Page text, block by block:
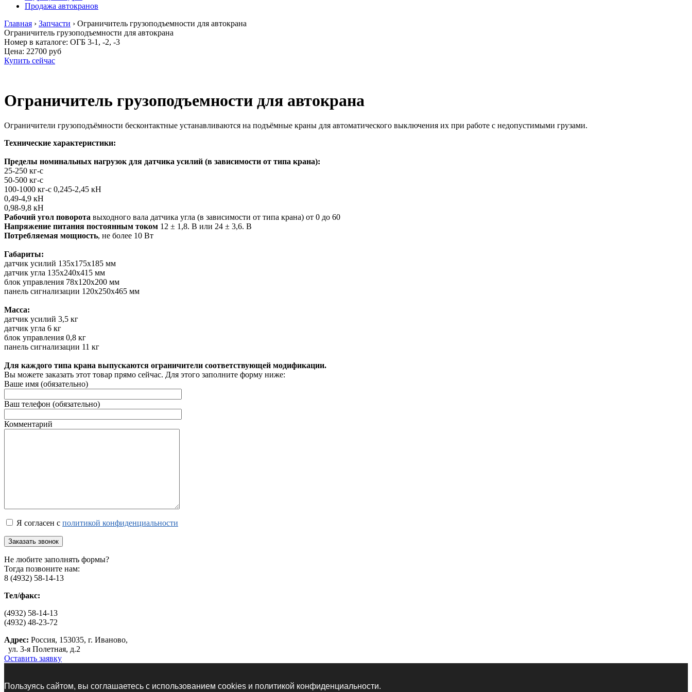
Продажа автокранов
Главная › Запчасти › Ограничитель грузоподъемности для автокрана
Ограничитель грузоподъемности для автокрана
Номер в каталоге: ОГБ 3-1, -2, -3
Цена: 22700 руб
Купить сейчас
Ограничитель грузоподъемности для автокрана
Ограничители грузоподъёмности бесконтактные устанавливаются на подъёмные краны для автоматического выключения их при работе с недопустимыми грузами.
Технические характеристики:
Пределы номинальных нагрузок для датчика усилий (в зависимости от типа крана):
25-250 кг-с
50-500 кг-с
100-1000 кг-с 0,245-2,45 кН
0,49-4,9 кН
0,98-9,8 кН
Рабочий угол поворота выходного вала датчика угла (в зависимости от типа крана) от 0 до 60
Напряжение питания постоянным током 12 ± 1,8. В или 24 ± 3,6. В
Потребляемая мощность, не более 10 Вт
Габариты:
датчик усилий 135x175x185 мм
датчик угла 135x240x415 мм
блок управления 78x120x200 мм
панель сигнализации 120x250x465 мм
Масса:
датчик усилий 3,5 кг
датчик угла 6 кг
блок управления 0,8 кг
панель сигнализации 11 кг
Для каждого типа крана выпускаются ограничители соответствующей модификации.
Вы можете заказать этот товар прямо сейчас. Для этого заполните форму ниже:
Ваше имя (обязательно)
Ваш телефон (обязательно)
Комментарий
Я согласен с политикой конфиденциальности
Не любите заполнять формы?
Тогда позвоните нам:
8 (4932) 58-14-13
Тел/факс:
(4932) 58-14-13
(4932) 48-23-72
Адрес: Россия, 153035, г. Иваново,
ул. 3-я Полетная, д.2
Оставить заявку
Пользуясь сайтом, вы соглашаетесь с использованием cookies и политикой конфиденциальности.